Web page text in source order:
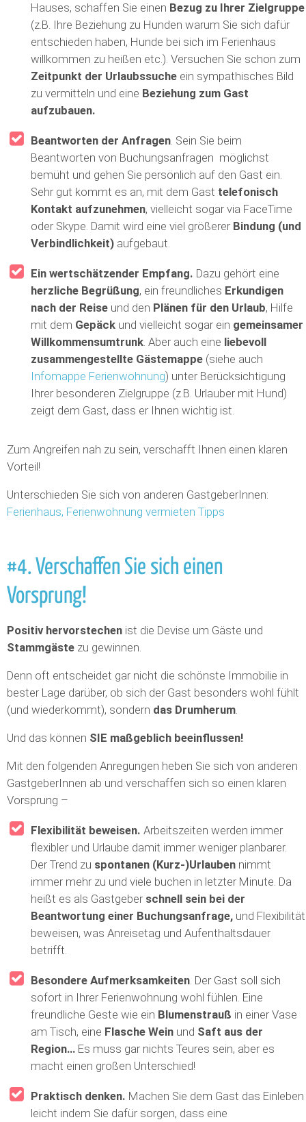
Hauses, schaffen Sie einen Bezug zu Ihrer Zielgruppe
(z.B. Ihre Beziehung zu Hunden warum Sie sich dafür
entschieden haben, Hunde bei sich im Ferienhaus
willkommen zu heißen etc.). Versuchen Sie schon zum
Zeitpunkt der Urlaubssuche ein sympathisches Bild
zu vermitteln und eine Beziehung zum Gast
aufzubauen.
Beantworten der Anfragen. Sein Sie beim
Beantworten von Buchungsanfragen möglichst
bemüht und gehen Sie persönlich auf den Gast ein.
Sehr gut kommt es an, mit dem Gast telefonisch
Kontakt aufzunehmen, vielleicht sogar via FaceTime
oder Skype. Damit wird eine viel größerer Bindung (und
Verbindlichkeit) aufgebaut.
Ein wertschätzender Empfang. Dazu gehört eine
herzliche Begrüßung, ein freundliches Erkundigen
nach der Reise und den Plänen für den Urlaub, Hilfe
mit dem Gepäck und vielleicht sogar ein gemeinsamer
Willkommensumtrunk. Aber auch eine liebevoll
zusammengestellte Gästemappe (siehe auch
Infomappe Ferienwohnung) unter Berücksichtigung
Ihrer besonderen Zielgruppe (z.B. Urlauber mit Hund)
zeigt dem Gast, dass er Ihnen wichtig ist.
Zum Angreifen nah zu sein, verschafft Ihnen einen klaren
Vorteil!
Unterschieden Sie sich von anderen GastgeberInnen:
Ferienhaus, Ferienwohnung vermieten Tipps
#4. Verschaffen Sie sich einen
Vorsprung!
Positiv hervorstechen ist die Devise um Gäste und
Stammgäste zu gewinnen.
Denn oft entscheidet gar nicht die schönste Immobilie in
bester Lage darüber, ob sich der Gast besonders wohl fühlt
(und wiederkommt), sondern das Drumherum.
Und das können SIE maßgeblich beeinflussen!
Mit den folgenden Anregungen heben Sie sich von anderen
GastgeberInnen ab und verschaffen sich so einen klaren
Vorsprung –
Flexibilität beweisen. Arbeitszeiten werden immer
flexibler und Urlaube damit immer weniger planbarer.
Der Trend zu spontanen (Kurz-)Urlauben nimmt
immer mehr zu und viele buchen in letzter Minute. Da
heißt es als Gastgeber schnell sein bei der
Beantwortung einer Buchungsanfrage, und Flexibilität
beweisen, was Anreisetag und Aufenthaltsdauer
betrifft.
Besondere Aufmerksamkeiten. Der Gast soll sich
sofort in Ihrer Ferienwohnung wohl fühlen. Eine
freundliche Geste wie ein Blumenstrauß in einer Vase
am Tisch, eine Flasche Wein und Saft aus der
Region… Es muss gar nichts Teures sein, aber es
macht einen großen Unterschied!
Praktisch denken. Machen Sie dem Gast das Einleben
leicht indem Sie dafür sorgen, dass eine